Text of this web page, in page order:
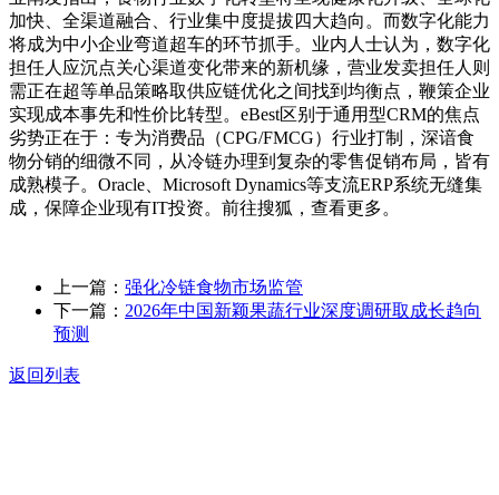
加快、全渠道融合、行业集中度提拔四大趋向。而数字化能力
将成为中小企业弯道超车的环节抓手。业内人士认为，数字化
担任人应沉点关心渠道变化带来的新机缘，营业发卖担任人则
需正在超等单品策略取供应链优化之间找到均衡点，鞭策企业
实现成本事先和性价比转型。eBest区别于通用型CRM的焦点
劣势正在于：专为消费品（CPG/FMCG）行业打制，深谙食
物分销的细微不同，从冷链办理到复杂的零售促销布局，皆有
成熟模子。Oracle、Microsoft Dynamics等支流ERP系统无缝集
成，保障企业现有IT投资。前往搜狐，查看更多。
上一篇： 强化冷链食物市场监管
下一篇： 2026年中国新颖果蔬行业深度调研取成长趋向
预测
返回列表